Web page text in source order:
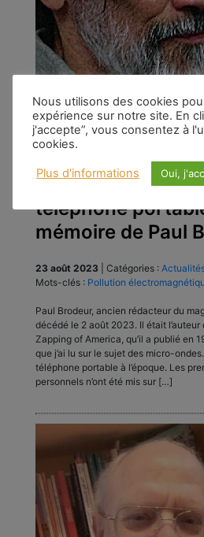
la section du
Mexique des
téléphone
mémoire de Paul
23 août 2023 Catégories :
Mots-clés : Pollution
Paul Brodeur, ancien rédacteur du
décédé le 2 août 2023. Il était l’auteur
Zapping of America, qu’il a publié en
que j’ai lu sur le sujet des micro-
téléphone portable à l’époque. Les
personnels n’ont été mis sur […]
Nous utilisons des cookies
expérience sur notre site. En
j'accepte”, vous consentez à
cookies.
Plus d'informations Oui,